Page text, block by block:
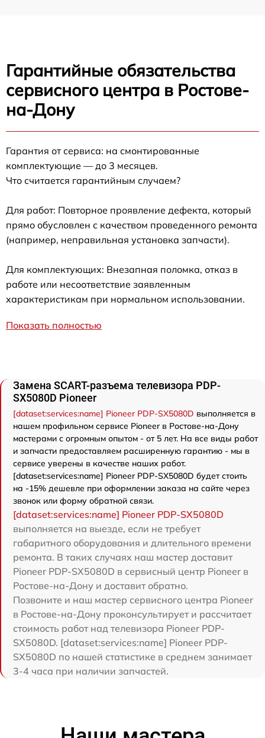
Гарантийные обязательства
сервисного центра в Ростове-
на-Дону
Гарантия от сервиса: на смонтированные
комплектующие — до 3 месяцев.
Что считается гарантийным случаем?
Для работ: Повторное проявление дефекта, который
прямо обусловлен с качеством проведенного ремонта
(например, неправильная установка запчасти).
Для комплектующих: Внезапная поломка, отказ в
работе или несоответствие заявленным
характеристикам при нормальном использовании.
Показать полностью
Замена SCART-разъема телевизора PDP-
SX5080D Pioneer
[dataset:services:name] Pioneer PDP-SX5080D выполняется в
нашем профильном сервисе Pioneer в Ростове-на-Дону
мастерами с огромным опытом - от 5 лет. На все виды работ
и запчасти предоставляем расширенную гарантию - мы в
сервисе уверены в качестве наших работ.
[dataset:services:name] Pioneer PDP-SX5080D будет стоить
на -15% дешевле при оформлении заказа на сайте через
звонок или форму обратной связи.
[dataset:services:name] Pioneer PDP-SX5080D
выполняется на выезде, если не требует
габаритного оборудования и длительного времени
ремонта. В таких случаях наш мастер доставит
Pioneer PDP-SX5080D в сервисный центр Pioneer в
Ростове-на-Дону и доставит обратно.
Позвоните и наш мастер сервисного центра Pioneer
в Ростове-на-Дону проконсультирует и рассчитает
стоимость работ над телевизора Pioneer PDP-
SX5080D. [dataset:services:name] Pioneer PDP-
SX5080D по нашей статистике в среднем занимает
3-4 часа при наличии запчастей.